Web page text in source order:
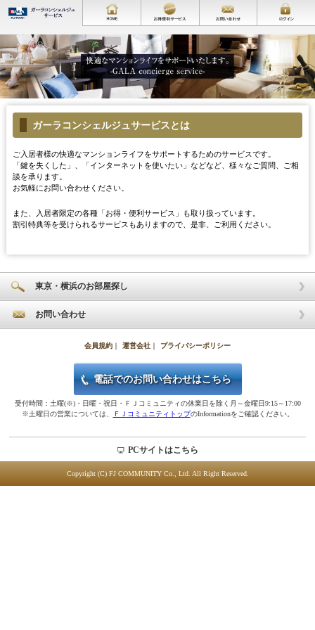
ガーラコンシェルジュサービスとは
ご入居者様の快適なマンションライフをサポートするためのサービスです。
「鍵を失くした」、「インターネットを使いたい」などなど、様々なご質問、ご相
談を承ります。
お気軽にお問い合わせください。
また、入居者限定の各種「お得・便利サービス」も取り扱っています。
割引特典等を受けられるサービスもありますので、是非、ご利用ください。
東京・横浜のお部屋探し
お問い合わせ
会員規約 ｜ 運営会社 ｜ プライバシーポリシー
電話でのお問い合わせはこちら
受付時間：土曜(※)・日曜・祝日・ＦＪコミュニティの休業日を除く月～金曜日9:15～17:00
※土曜日の営業については、
ＦＪコミュニティトップのInformationをご確認ください。
PCサイトはこちら
Copyright (C) FJ COMMUNITY Co., Ltd. All Right Reserved.